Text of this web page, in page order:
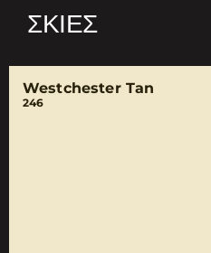
ΣΚΙΈΣ
Westchester Tan
246